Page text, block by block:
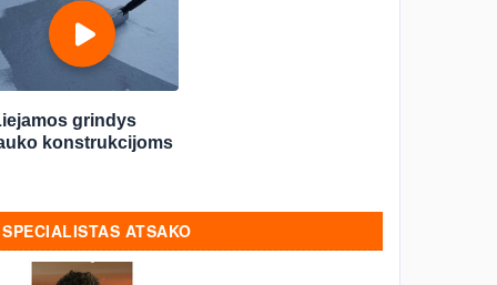
grindys
konstrukcijoms
SPECIALISTAS ATSAKO